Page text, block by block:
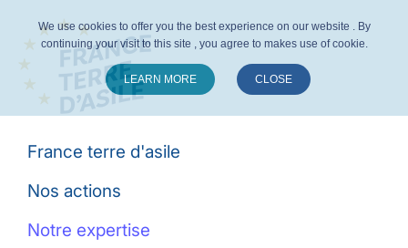
France terre d'asile
Nos actions
Notre expertise
We use cookies to offer you the best experience on our website . By
continuing your visit to this site , you agree to makes use of cookie.
LEARN MORE CLOSE